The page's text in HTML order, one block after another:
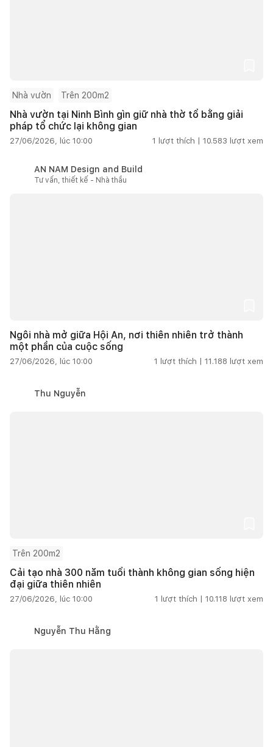
Nhà vườn Trên 200m2
Nhà vườn tại Ninh Bình gìn giữ nhà thờ tổ bằng giải
pháp tổ chức lại không gian
27/06/2026, lúc 10:00 1 lượt thích | 10.583 lượt xem
AN NAM Design and Build
Tư vấn, thiết kế - Nhà thầu
Ngôi nhà mở giữa Hội An, nơi thiên nhiên trở thành
một phần của cuộc sống
27/06/2026, lúc 10:00 1 lượt thích | 11.188 lượt xem
Thu Nguyễn
Trên 200m2
Cải tạo nhà 300 năm tuổi thành không gian sống hiện
đại giữa thiên nhiên
27/06/2026, lúc 10:00 1 lượt thích | 10.118 lượt xem
Nguyễn Thu Hằng